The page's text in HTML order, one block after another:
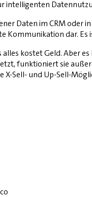
intelligenten
Daten im CRM oder
Kommunikation dar.
kostet Geld. Aber
funktioniert sie
X-Sell- und Up-Sell-